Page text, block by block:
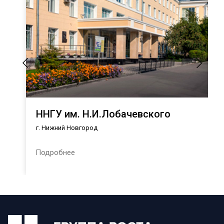
ННГУ им. Н.И.Лобачевского
г. Нижний Новгород
Подробнее